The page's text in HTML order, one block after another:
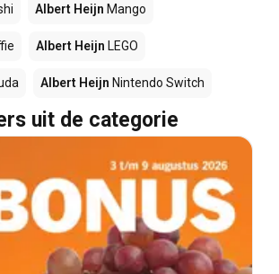
Albert Heijn Mango
Albert Heijn LEGO
Albert Heijn Nintendo Switch
uit de categorie